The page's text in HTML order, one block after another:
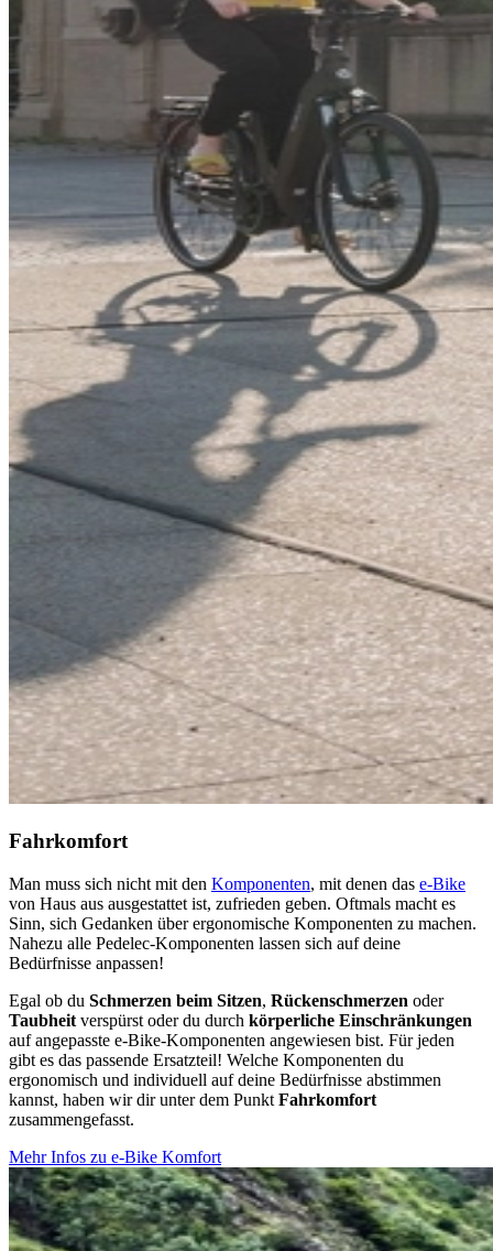
Fahrkomfort
Man muss sich nicht mit den Komponenten, mit denen das e-Bike
von Haus aus ausgestattet ist, zufrieden geben. Oftmals macht es
Sinn, sich Gedanken über ergonomische Komponenten zu machen.
Nahezu alle Pedelec-Komponenten lassen sich auf deine
Bedürfnisse anpassen!
Egal ob du Schmerzen beim Sitzen, Rückenschmerzen oder
Taubheit verspürst oder du durch körperliche Einschränkungen
auf angepasste e-Bike-Komponenten angewiesen bist. Für jeden
gibt es das passende Ersatzteil! Welche Komponenten du
ergonomisch und individuell auf deine Bedürfnisse abstimmen
kannst, haben wir dir unter dem Punkt Fahrkomfort
zusammengefasst.
Mehr Infos zu e-Bike Komfort